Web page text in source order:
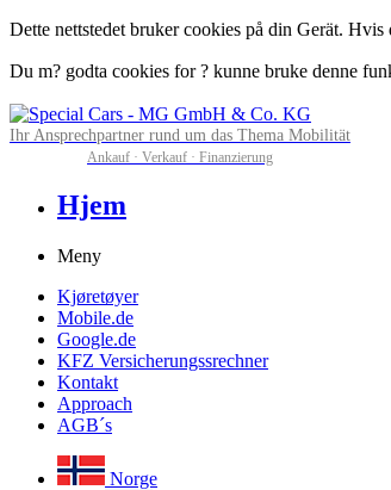
Dette nettstedet bruker cookies på din Gerät.
Du m? godta cookies for ? kunne bruke denne
Ihr Ansprechpartner rund um das Thema Mobilität
Ankauf · Verkauf · Finanzierung
Hjem
Meny
Kjøretøyer
Mobile.de
Google.de
KFZ Versicherungssrechner
Kontakt
Approach
AGB´s
Norge